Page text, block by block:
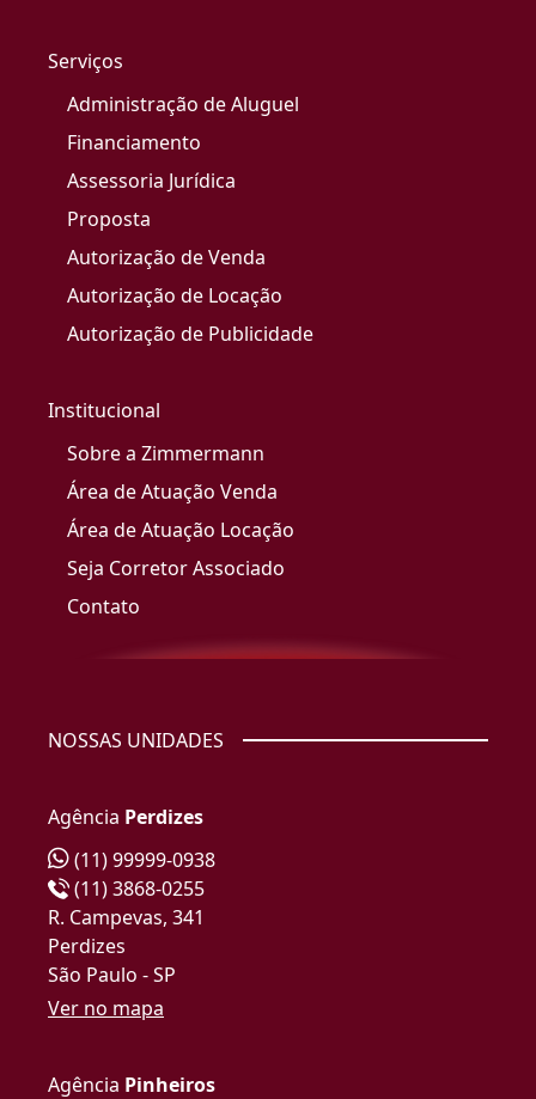
Serviços
Administração de Aluguel
Financiamento
Assessoria Jurídica
Proposta
Autorização de Venda
Autorização de Locação
Autorização de Publicidade
Institucional
Sobre a Zimmermann
Área de Atuação Venda
Área de Atuação Locação
Seja Corretor Associado
Contato
NOSSAS UNIDADES
Agência Perdizes
(11) 99999-0938
(11) 3868-0255
R. Campevas, 341
Perdizes
São Paulo - SP
Ver no mapa
Agência Pinheiros